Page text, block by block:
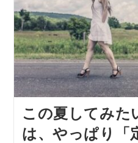
この夏してみた
は、やっぱり「